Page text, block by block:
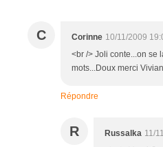
C Corinne 10/11/2009
<br /> Joli conte...on se
mots...Doux merci
Répondre
R Russalka 11/